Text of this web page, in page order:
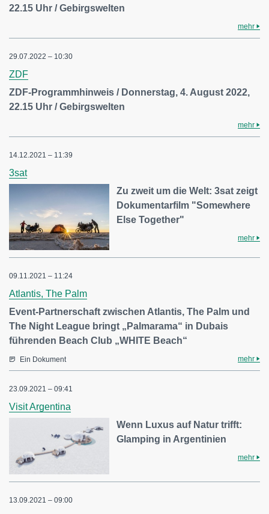
22.15 Uhr / Gebirgswelten
mehr
29.07.2022 – 10:30
ZDF
ZDF-Programmhinweis / Donnerstag, 4. August 2022,
22.15 Uhr / Gebirgswelten
mehr
14.12.2021 – 11:39
3sat
Zu zweit um die Welt: 3sat zeigt
Dokumentarfilm "Somewhere
Else Together"
mehr
09.11.2021 – 11:24
Atlantis, The Palm
Event-Partnerschaft zwischen Atlantis, The Palm und
The Night League bringt „Palmarama“ in Dubais
führenden Beach Club „WHITE Beach“
Ein Dokument mehr
23.09.2021 – 09:41
Visit Argentina
Wenn Luxus auf Natur trifft:
Glamping in Argentinien
mehr
13.09.2021 – 09:00